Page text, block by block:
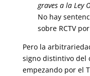
graves a la Ley
No hay
sobre RCTV
Pero la
signo distintivo del
empezando por el